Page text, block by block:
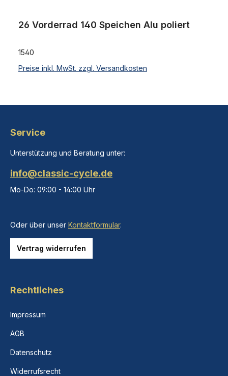
26 Vorderrad 140 Speichen Alu poliert
1540
Preise inkl. MwSt. zzgl. Versandkosten
Service
Unterstützung und Beratung unter:
info@classic-cycle.de
Mo-Do: 09:00 - 14:00 Uhr
Oder über unser Kontaktformular.
Vertrag widerrufen
Rechtliches
Impressum
AGB
Datenschutz
Widerrufsrecht